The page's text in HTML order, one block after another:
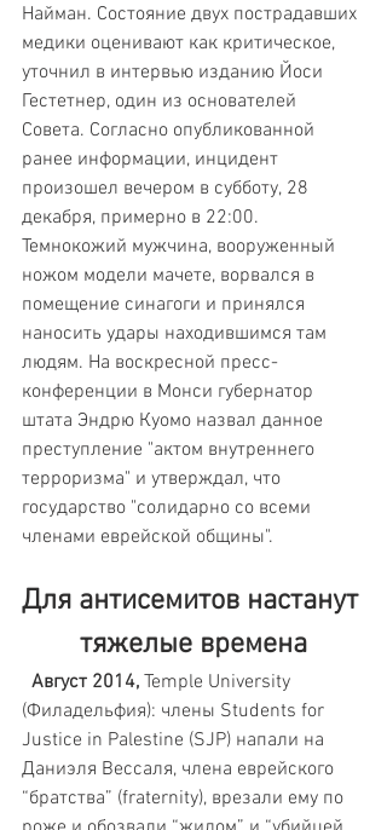
Найман. Состояние двух пострадавших
медики оценивают как критическое,
уточнил в интервью изданию Йоси
Гестетнер, один из основателей
Совета. Согласно опубликованной
ранее информации, инцидент
произошел вечером в субботу, 28
декабря, примерно в 22:00.
Темнокожий мужчина, вооруженный
ножом модели мачете, ворвался в
помещение синагоги и принялся
наносить удары находившимся там
людям. На воскресной пресс-
конференции в Монси губернатор
штата Эндрю Куомо назвал данное
преступление "актом внутреннего
терроризма" и утверждал, что
государство "солидарно со всеми
членами еврейской общины".
Для антисемитов настанут
тяжелые времена
  Август 2014,
Temple University
(Филадельфия): члены Students for
Justice in Palestine (SJP) напали на
Даниэля Вессаля, члена еврейского
“братства” (fraternity), врезали ему по